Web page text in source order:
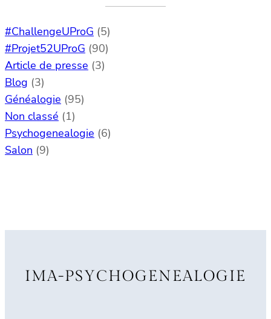
#ChallengeUProG (5)
#Projet52UProG (90)
Article de presse (3)
Blog (3)
Généalogie (95)
Non classé (1)
Psychogenealogie (6)
Salon (9)
IMA-PSYCHOGENEALOGIE